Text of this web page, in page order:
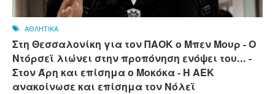
ΑΘΛΗΤΙΚΑ
Στη Θεσσαλονίκη για τον ΠΑΟΚ ο Μπεν Μουρ - Ο
Ντόρσεϊ λιώνει στην προπόνηση ενόψει του... -
Στον Άρη και επίσημα ο Μοκόκα - Η ΑΕΚ
ανακοίνωσε και επίσημα τον Νόλεϊ